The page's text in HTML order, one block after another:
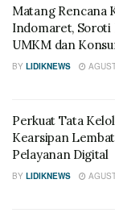
Matang Rencana
Indomaret, Soroti
UMKM dan
BY LIDIKNEWS
Perkuat Tata
Kearsipan
Pelayanan Digital
BY LIDIKNEWS